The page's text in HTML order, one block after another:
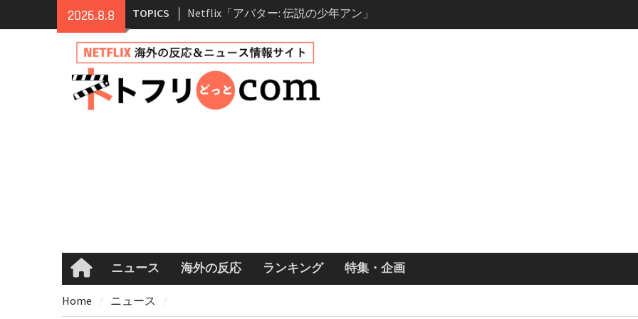
2026.8.8 TOPICS
Netflix映画「ボイスメールで恋をし
て」キャスト・登場人物・あらすじ
まとめ｜ゾーイ・ドゥイッチ主演ロ
マコメ
Netflix「ハウス・オブ・ギネス」シ
ーズン2が更新決定！2027年撮影開始
情報
Homeニュース 海外の反応 ランキング 特集・企画
Home ニュース